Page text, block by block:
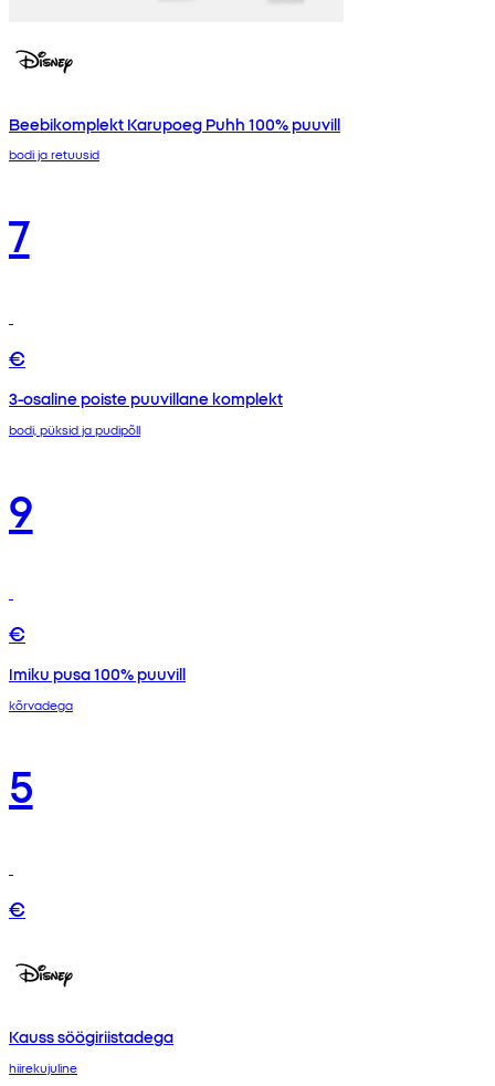
Beebikomplekt Karupoeg Puhh 100% puuvill
bodi ja retuusid
7
€
3-osaline poiste puuvillane komplekt
bodi, püksid ja pudipõll
9
€
Imiku pusa 100% puuvill
kõrvadega
5
€
Kauss söögiriistadega
hiirekujuline